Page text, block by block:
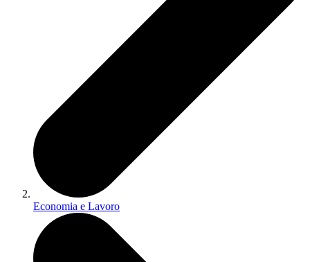
Economia e Lavoro